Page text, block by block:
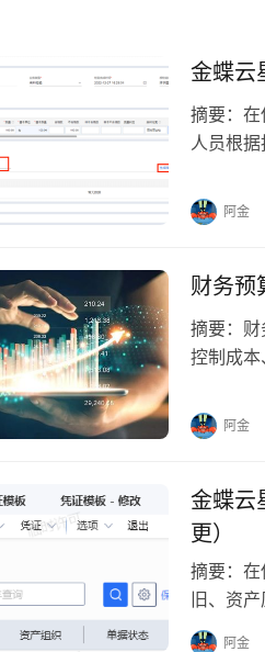
金蝶云
摘要：
人员根
阿金
财务预
摘要：财
控制成
阿金
金蝶云
更）
摘要：
旧、资
后续更
阿金